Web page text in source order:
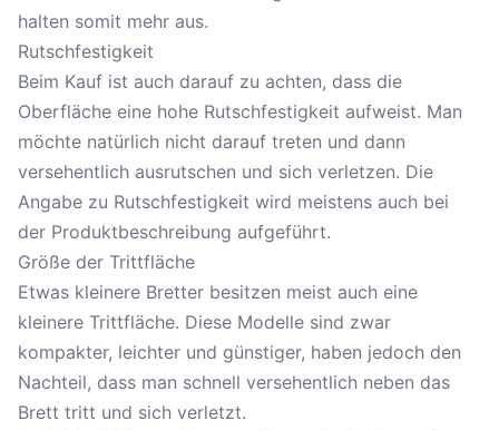
halten somit mehr aus.
Rutschfestigkeit
Beim Kauf ist auch darauf zu achten, dass die
Oberfläche eine hohe Rutschfestigkeit aufweist. Man
möchte natürlich nicht darauf treten und dann
versehentlich ausrutschen und sich verletzen. Die
Angabe zu Rutschfestigkeit wird meistens auch bei
der Produktbeschreibung aufgeführt.
Größe der Trittfläche
Etwas kleinere Bretter besitzen meist auch eine
kleinere Trittfläche. Diese Modelle sind zwar
kompakter, leichter und günstiger, haben jedoch den
Nachteil, dass man schnell versehentlich neben das
Brett tritt und sich verletzt.